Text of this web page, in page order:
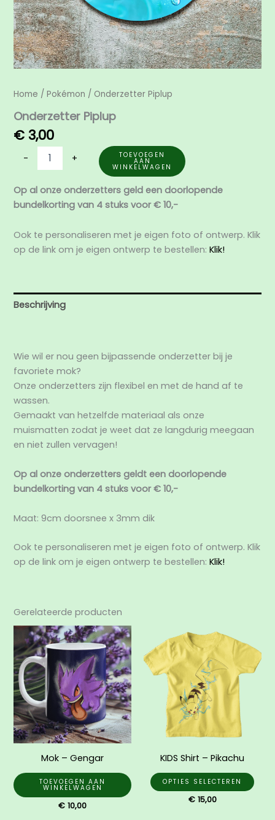
Home /Pokémon / Onderzetter Piplup
Onderzetter Piplup
€ 3,00
- + TOEVOEGEN
AAN
WINKELWAGEN
Op al onze onderzetters geld een doorlopende
bundelkorting van 4 stuks voor € 10,-
Ook te personaliseren met je eigen foto of ontwerp. Klik
op de link om je eigen ontwerp te bestellen:Klik!
Beschrijving
Wie wil er nou geen bijpassende onderzetter bij je
favoriete mok?
Onze onderzetters zijn flexibel en met de hand af te
wassen.
Gemaakt van hetzelfde materiaal als onze
muismatten zodat je weet dat ze langdurig meegaan
en niet zullen vervagen!
Op al onze onderzetters geldt een doorlopende
bundelkorting van 4 stuks voor € 10,-
Maat: 9cm doorsnee x 3mm dik
Ook te personaliseren met je eigen foto of ontwerp. Klik
op de link om je eigen ontwerp te bestellen:Klik!
Gerelateerde producten
Mok – Gengar
TOEVOEGEN AAN
WINKELWAGEN
€ 10,00
KIDS Shirt – Pikachu
OPTIES SELECTEREN
op
€15,00